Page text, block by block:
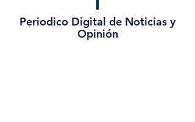
Periodico Digital de Noticias y
Opinión